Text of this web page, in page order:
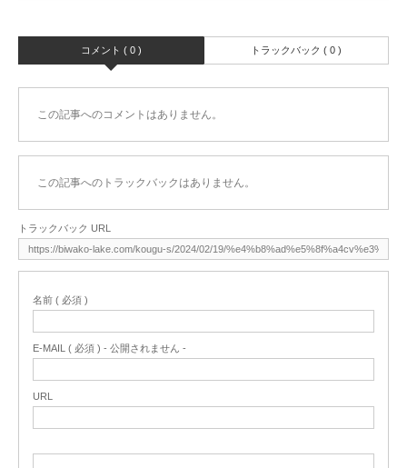
コメント ( 0 ) トラックバック ( 0 )
この記事へのコメントはありません。
この記事へのトラックバックはありません。
トラックバック URL
名前 ( 必須 )
E-MAIL ( 必須 ) - 公開されません -
URL